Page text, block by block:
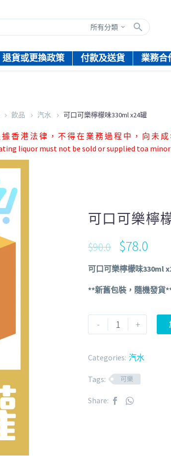
所有分類
退貨或更換政策 付款及送貨 業務合
飲品 汽水 可口可樂檸檬味330ml x24罐
港 法 律 ， 不 得 在 業 務 過 程 中 ， 向 未 成
liquor must not be sold or supplied toa minor
可口可樂檸
$90.0 $78.0
可口可樂檸檬味330ml
**新舊包裝，隨機發貨
- +
Categories: 汽水
Tags: 可樂
Share: